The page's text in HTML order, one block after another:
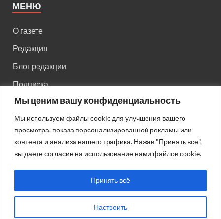
Мы ценим вашу конфиденциальность
Мы используем файлы cookie для улучшения вашего
просмотра, показа персонализированной рекламы или
контента и анализа нашего трафика. Нажав "Принять все",
вы даете согласие на использование нами файлов cookie.
Настроить
Принять всё
МЕНЮ
О газете
Редакция
Блог редакции
Подписка
Правила поведения на сайте
Реклама
Старый сайт
Старый HTML сайт